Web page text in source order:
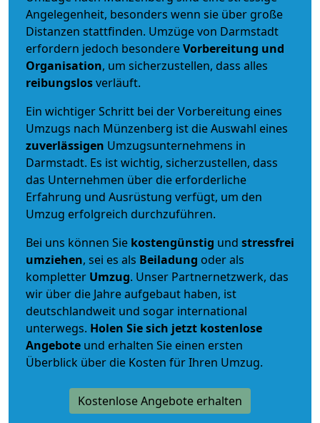
Angelegenheit, besonders wenn sie über große
Distanzen stattfinden. Umzüge von Darmstadt
erfordern jedoch besondereVorbereitung und
Organisation, um sicherzustellen, dass alles
reibungslosverläuft.
Ein wichtiger Schritt bei der Vorbereitung eines
Umzugs nach Münzenberg ist die Auswahl eines
zuverlässigen Umzugsunternehmens in
Darmstadt. Es ist wichtig, sicherzustellen, dass
das Unternehmen über die erforderliche
Erfahrung und Ausrüstung verfügt, um den
Umzug erfolgreich durchzuführen.
Bei uns können Sie kostengünstig und stressfrei
umziehen, sei es als Beiladung oder als
kompletter Umzug. Unser Partnernetzwerk, das
wir über die Jahre aufgebaut haben, ist
deutschlandweit und sogar international
unterwegs. Holen Sie sich jetzt kostenlose
Angebote und erhalten Sie einen ersten
Überblick über die Kosten für Ihren Umzug.
Kostenlose Angebote erhalten